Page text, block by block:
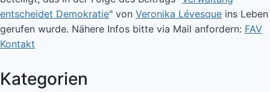
entscheidet Demokratie" von Veronika Lévesque ins Leben
gerufen wurde. Nähere Infos bitte via Mail anfordern: FAV
Kontakt
Kategorien